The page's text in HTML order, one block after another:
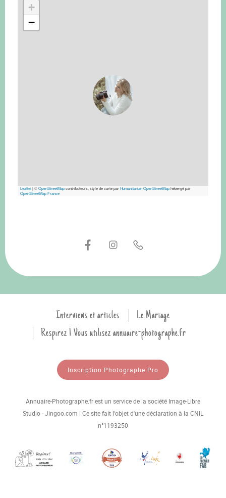
+
−
Leaflet|©OpenStreetMapcontributeurs, style de carte parHumanitarian OpenStreetMaphébergé par
OpenStreetMap France
Interviews et articles
Le Mariage
Respirez ! Vous utilisez annuaire-photographe.fr
Inscription Photographe Pro
Annuaire-Photographe.fr est un service de la société Image-Libre
Studio - Jingoo.com | Ce site fait l'objet d'une déclaration à la CNIL
n°1193250